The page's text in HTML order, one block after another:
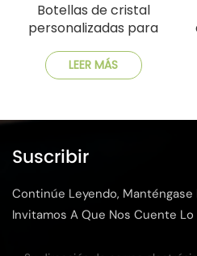
Botellas de cristal
personalizadas para
LEER MÁS
Suscribir
Continúe Leyendo, Manténgase
Invitamos A Que Nos Cuente Lo